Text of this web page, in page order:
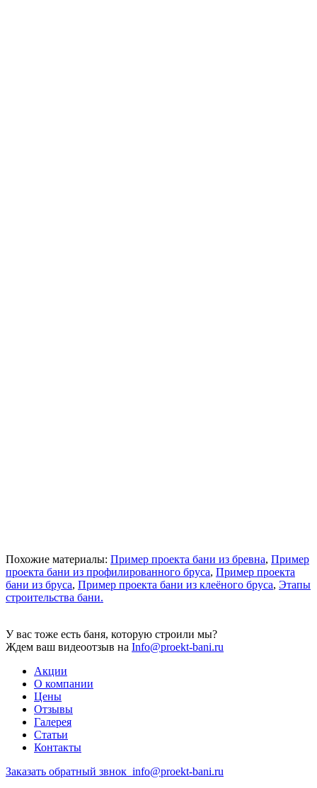
Похожие материалы: Пример проекта бани из бревна, Пример
проекта бани из профилированного бруса, Пример проекта
бани из бруса, Пример проекта бани из клеёного бруса, Этапы
строительства бани.
У вас тоже есть баня, которую строили мы?
Ждем ваш видеоотзыв на Info@proekt-bani.ru
Акции
О компании
Цены
Отзывы
Галерея
Статьи
Контакты
Заказать обратный звнок info@proekt-bani.ru